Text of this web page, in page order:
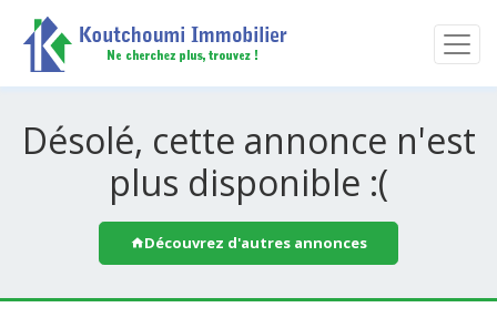
Désolé, cette annonce n'est
plus disponible :(
Découvrez d'autres annonces